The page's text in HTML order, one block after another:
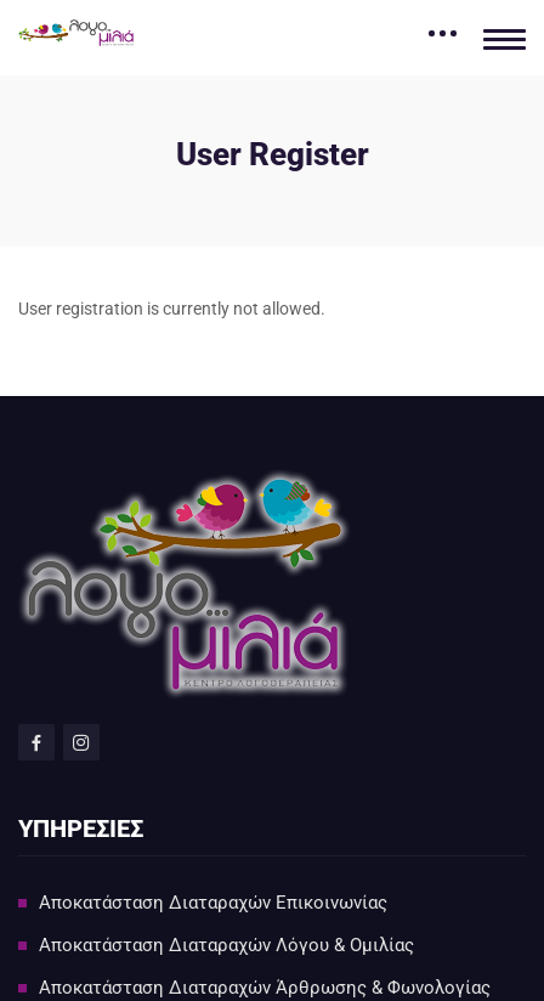
User Register
User registration is currently not allowed.
ΥΠΗΡΕΣΙΕΣ
Αποκατάσταση Διαταραχών Επικοινωνίας
Αποκατάσταση Διαταραχών Λόγου & Ομιλίας
Αποκατάσταση Διαταραχών Άρθρωσης & Φωνολογίας